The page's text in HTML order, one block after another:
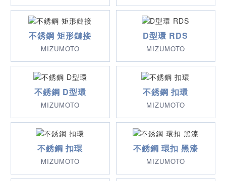
不銹鋼 矩形鏈接
MIZUMOTO
D型環 RDS
MIZUMOTO
不銹鋼 D型環
MIZUMOTO
不銹鋼 扣環
MIZUMOTO
不銹鋼 扣環
MIZUMOTO
不銹鋼 環扣 黑漆
MIZUMOTO